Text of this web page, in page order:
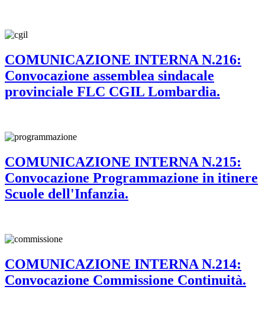
COMUNICAZIONE INTERNA N.216:
Convocazione assemblea sindacale
provinciale FLC CGIL Lombardia.
COMUNICAZIONE INTERNA N.215:
Convocazione Programmazione in itinere
Scuole dell'Infanzia.
COMUNICAZIONE INTERNA N.214:
Convocazione Commissione Continuità.